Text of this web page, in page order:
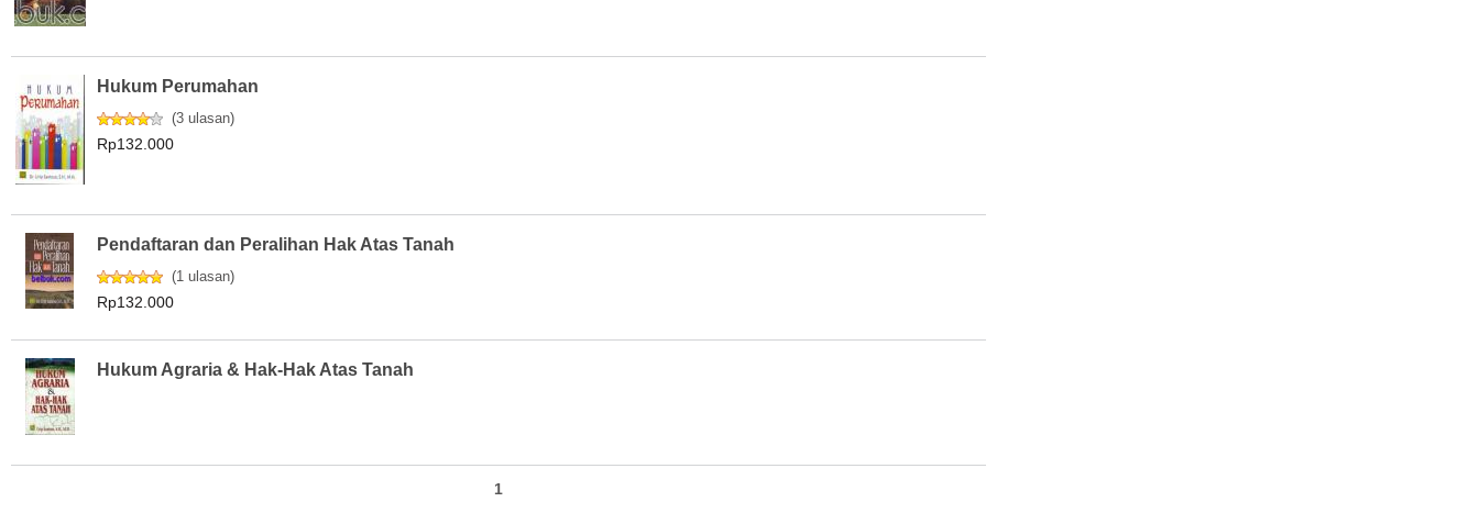
Hukum Perumahan
(3 ulasan)
Rp132.000
Pendaftaran dan Peralihan Hak Atas Tanah
(1 ulasan)
Rp132.000
Hukum Agraria & Hak-Hak Atas Tanah
1